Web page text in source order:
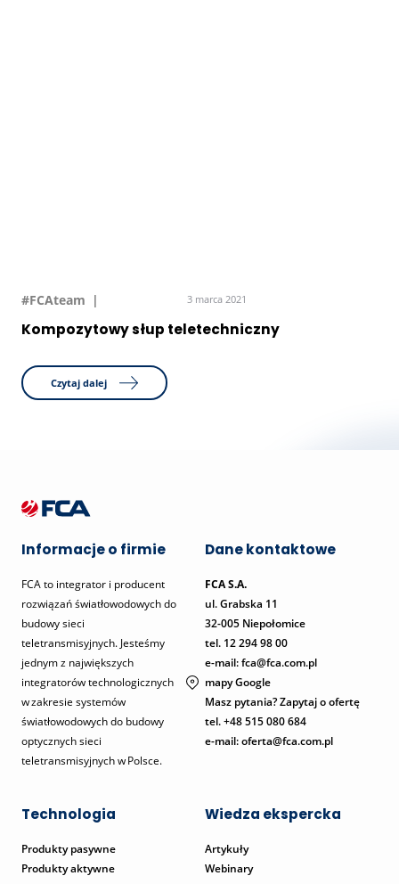
#FCAteam 3 marca 2021
Kompozytowy słup teletechniczny
Czytaj dalej
Informacje o firmie
FCA to integrator i producent
rozwiązań światłowodowych do
budowy sieci
teletransmisyjnych. Jesteśmy
jednym z największych
integratorów technologicznych
w zakresie systemów
światłowodowych do budowy
optycznych sieci
teletransmisyjnych w Polsce.
Dane kontaktowe
FCA S.A.
ul. Grabska 11
32-005 Niepołomice
tel. 12 294 98 00
e-mail: fca@fca.com.pl
mapy Google
Masz pytania? Zapytaj o ofertę
tel. +48 515 080 684
e-mail:oferta@fca.com.pl
Technologia
Produkty pasywne
Produkty aktywne
Wiedza ekspercka
Artykuły
Webinary